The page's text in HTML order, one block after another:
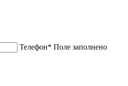
Телефон* Поле заполнено